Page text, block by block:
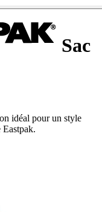
Sac
idéal pour un style
Eastpak.